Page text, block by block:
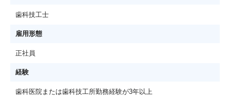
歯科技工士
雇用形態
正社員
経験
歯科医院または歯科技工所勤務経験が3年以上